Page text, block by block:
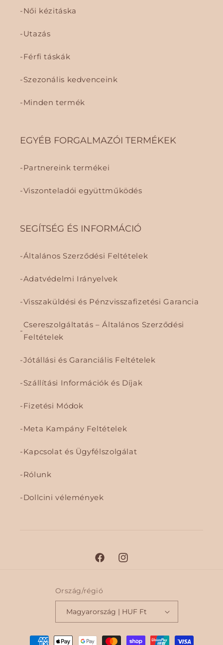
Női kézitáska
Utazás
Férfi táskák
Szezonális kedvenceink
Minden termék
EGYÉB FORGALMAZÓI TERMÉKEK
Partnereink termékei
Viszonteladói együttműködés
SEGÍTSÉG ÉS INFORMÁCIÓ
Általános Szerződési Feltételek
Adatvédelmi Irányelvek
Visszaküldési és Pénzvisszafizetési Garancia
Csereszolgáltatás – Általános Szerződési
Feltételek
Jótállási és Garanciális Feltételek
Szállítási Információk és Díjak
Fizetési Módok
Meta Kampány Feltételek
Kapcsolat és Ügyfélszolgálat
Rólunk
Dollcini vélemények
F
c
e
b
o
o
I
t
g
r
Ország/régió
Magyarország | HUF Ft
F